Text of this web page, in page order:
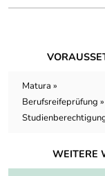
Matura »
Berufsreifeprüfung »
WEITERE